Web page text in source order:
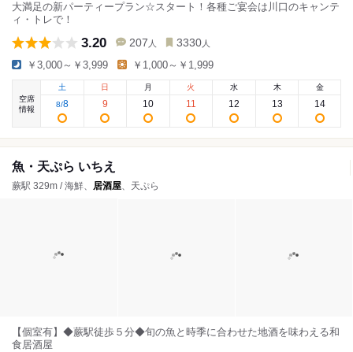
大満足の新パーティープラン☆スタート！各種ご宴会は川口のキャンテ
ィ・トレで！
3.20 207 人 3330 人
￥3,000～￥3,999 ￥1,000～￥1,999
空席
情報
土
8/8
日
9
月
10
火
11
水
12
木
13
金
14
魚・天ぷら いちえ
蕨駅 329m / 海鮮、 居酒屋、天ぷら
【個室有】◆蕨駅徒歩５分◆旬の魚と時季に合わせた地酒を味わえる和
食居酒屋